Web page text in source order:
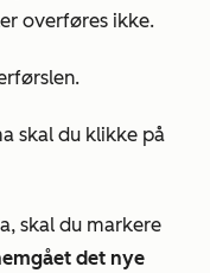
overføres ikke.
skal du klikke på
skal du markere
det nye